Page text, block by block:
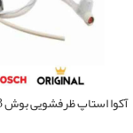
آکوا استاپ ظرفشویی بوش 00668113